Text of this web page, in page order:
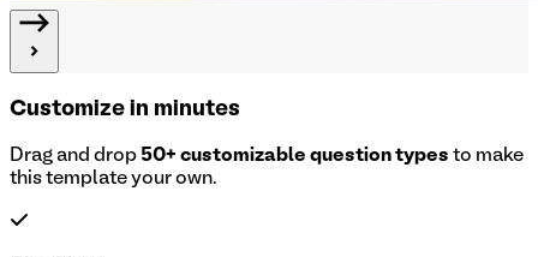
Customize in minutes
Drag and drop 50+ customizable question types to make
this template your own.